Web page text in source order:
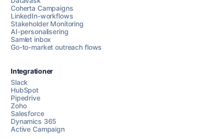
Chat med os
Coherta Campaigns
LinkedIn-workflows
Stakeholder Monitoring
AI-personalisering
Samlet inbox
Go-to-market outreach flows
Integrationer
Slack
HubSpot
Pipedrive
Zoho
Salesforce
Dynamics 365
Active Campaign